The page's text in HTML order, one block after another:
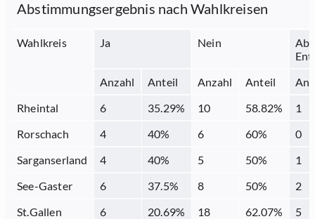
Abstimmungsergebnis nach Wahlkreisen
Wahlkreis Ja Nein
Anzahl
Anteil Anzahl Anteil
Rheintal
6 35.29% 10 58.82%
1
Rorschach
4 40% 6 60%
0
Sarganserland
4 40% 5 50%
1
See-Gaster
6 37.5% 8 50%
2
St.Gallen
6 20.69% 18 62.07%
5